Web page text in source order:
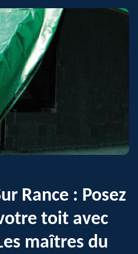
Rance : Posez
toit avec
maîtres du